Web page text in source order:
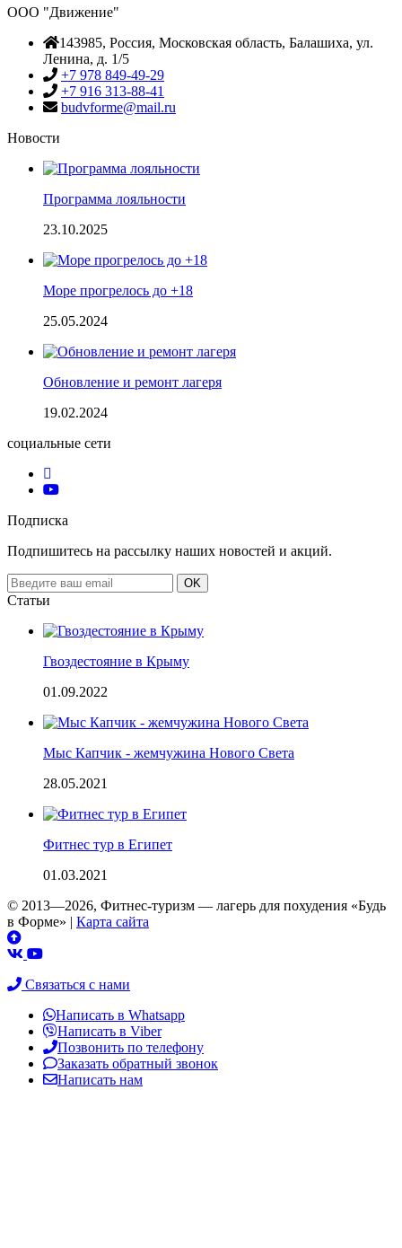
ООО "Движение"
143985, Россия, Московская область, Балашиха, ул.
Ленина, д. 1/5
+7 978 849-49-29
+7 916 313-88-41
budvforme@mail.ru
Новости
Программа лояльности
23.10.2025
Море прогрелось до +18
25.05.2024
Обновление и ремонт лагеря
19.02.2024
социальные сети
Подписка
Подпишитесь на рассылку наших новостей и акций.
Email
address
OK
Статьи
Гвоздестояние в Крыму
01.09.2022
Мыс Капчик - жемчужина Нового Света
28.05.2021
Фитнес тур в Египет
01.03.2021
© 2013—2026, Фитнес-туризм — лагерь для похудения «Будь
в Форме» | Карта сайта
Связаться с нами
Написать в Whatsapp
Написать в Viber
Позвонить по телефону
Заказать обратный звонок
Написать нам